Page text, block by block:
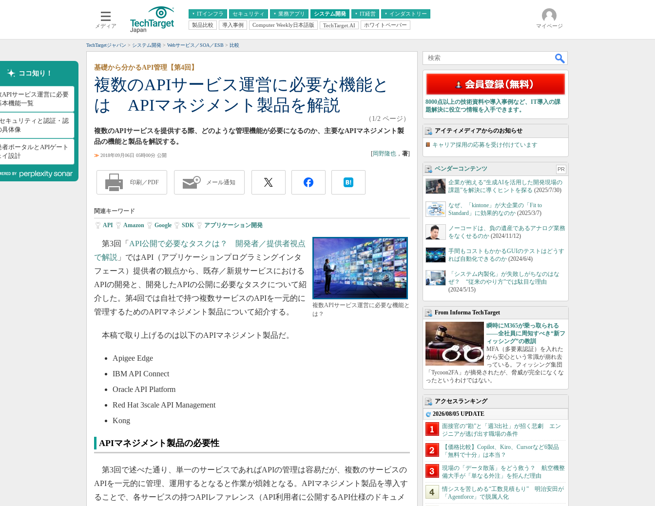
メディア
ITインフラ
クラウド
スマートモバイル
ネットワーク
システム運用管理
セキュリティ 業務アプリ
エンタープライズAI
ERP
CX
情報系システム
システム開発 IT経営
経営とIT
インダストリー
医療IT
製品比較 導入事例 Computer Weekly日本語版 TechTarget.AI ホワイトペーパー マイページ
TechTargetジャパン システム開発 Webサービス／SOA／ESB 比較
ココ知り！
APIサービス運営に必要
本機能一覧
キュリティと認証・認
具体像
者ポータルとAPIゲート
イ設計
複数のAPIサービス運営に必要な機能と
は APIマネジメント製品を解説
基礎から分かるAPI管理【第4回】
（1/2 ページ）
複数のAPIサービスを提供する際、どのような管理機能が必要になるのか、主要なAPIマネジメント製
品の機能と製品を解説する。
≫ 2018年09月06日 05時00分 公開 [岡野隆也 ， 著]
印刷／PDF メール通知
関連キーワード
API Amazon Google SDK アプリケーション開発
複数APIサービス運営に必要な機能と
は？
第3回「 API公開で必要なタスクは？ 開発者／提供者視点
で解説 」ではAPI（アプリケーションプログラミングインタ
フェース）提供者の観点から、既存／新規サービスにおける
APIの開発と、開発したAPIの公開に必要なタスクについて紹
介した。第4回では自社で持つ複数サービスのAPIを一元的に
管理するためのAPIマネジメント製品について紹介する。
本稿で取り上げるのは以下のAPIマネジメント製品だ。
Apigee Edge
IBM API Connect
Oracle API Platform
Red Hat 3scale API Management
Kong
APIマネジメント製品の必要性
第3回で述べた通り、単一のサービスであればAPIの管理は容易だが、複数のサービスの
APIを一元的に管理、運用するとなると作業が煩雑となる。APIマネジメント製品を導入す
ることで、各サービスの持つAPIレファレンス（API利用者に公開するAPI仕様のドキュメ
8000点以上の技術資料や導入事例など、IT導入の課
題解決に役立つ情報を入手できます。
アイティメディアからのお知らせ
キャリア採用の応募を受け付けています
ベンダーコンテンツ PR
企業が抱える“生成AIを活用した開発現場の
課題”を解決に導くヒントを探る (2025/7/30)
なぜ、「kintone」が大企業の「Fit to
Standard」に効果的なのか (2025/3/7)
ノーコードは、負の遺産であるアナログ業務
をなくせるのか (2024/11/12)
手間もコストもかかるGUIのテストはどうす
れば自動化できるのか (2024/6/4)
「システム内製化」が失敗しがちなのはな
ぜ？ “従来のやり方”では駄目な理由
(2024/5/15)
From Informa TechTarget
瞬時にM365が乗っ取られる
――全社員に周知すべき“新フ
ィッシング”の教訓
MFA（多要素認証）を入れた
から安心という常識が崩れ去
っている。フィッシング集団
「Tycoon2FA」が摘発されたが、脅威が完全になくな
ったというわけではない。
アクセスランキング
2026/08/05 UPDATE
面接官の“勘”と「週3出社」が招く悲劇 エン
ジニアが逃げ出す職場の条件
【価格比較】Copilot、Kiro、Cursorなど6製品
「無料で十分」は本当？
現場の「データ散落」をどう救う？ 航空機整
備大手が「単なる外注」を拒んだ理由
情シスを苦しめる“工数見積もり” 明治安田が
「Agentforce」で脱属人化